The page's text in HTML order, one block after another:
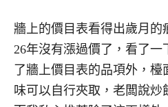
牆上的價目表看得出歲月的
26年沒有漲過價了，看了
了牆上價目表的品項外，檯
味可以自行夾取，老闆說炒